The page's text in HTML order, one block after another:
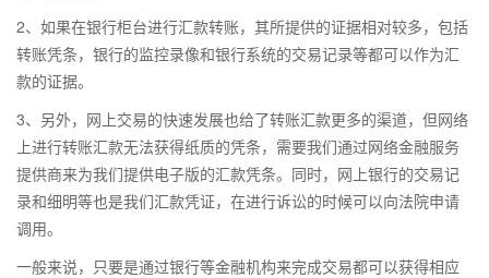
2、如果在银行柜台进行汇款转账，其所提供的证据相对较多，包括
转账凭条，银行的监控录像和银行系统的交易记录等都可以作为汇
款的证据。
3、另外，网上交易的快速发展也给了转账汇款更多的渠道，但网络
上进行转账汇款无法获得纸质的凭条，需要我们通过网络金融服务
提供商来为我们提供电子版的汇款凭条。同时，网上银行的交易记
录和细明等也是我们汇款凭证，在进行诉讼的时候可以向法院申请
调用。
一般来说，只要是通过银行等金融机构来完成交易都可以获得相应